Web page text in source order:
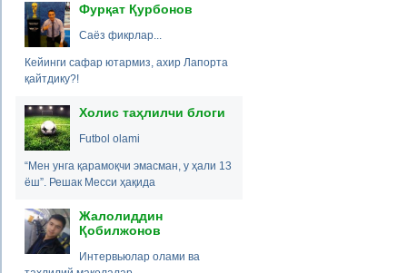
Фурқат Қурбонов
Саёз фикрлар...
Кейинги сафар ютармиз, ахир Лапорта
қайтдику?!
Холис таҳлилчи блоги
Futbol olami
“Мен унга қарамоқчи эмасман, у ҳали 13
ёш”. Решак Месси ҳақида
Жалолиддин
Қобилжонов
Интервьюлар олами ва